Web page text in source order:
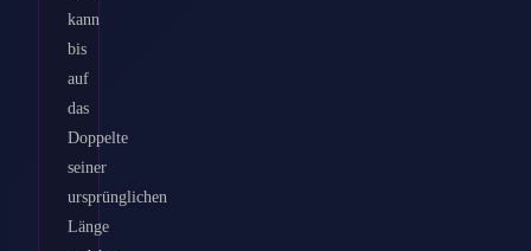
kann
bis
auf
das
Doppelte
seiner
ursprünglichen
Länge